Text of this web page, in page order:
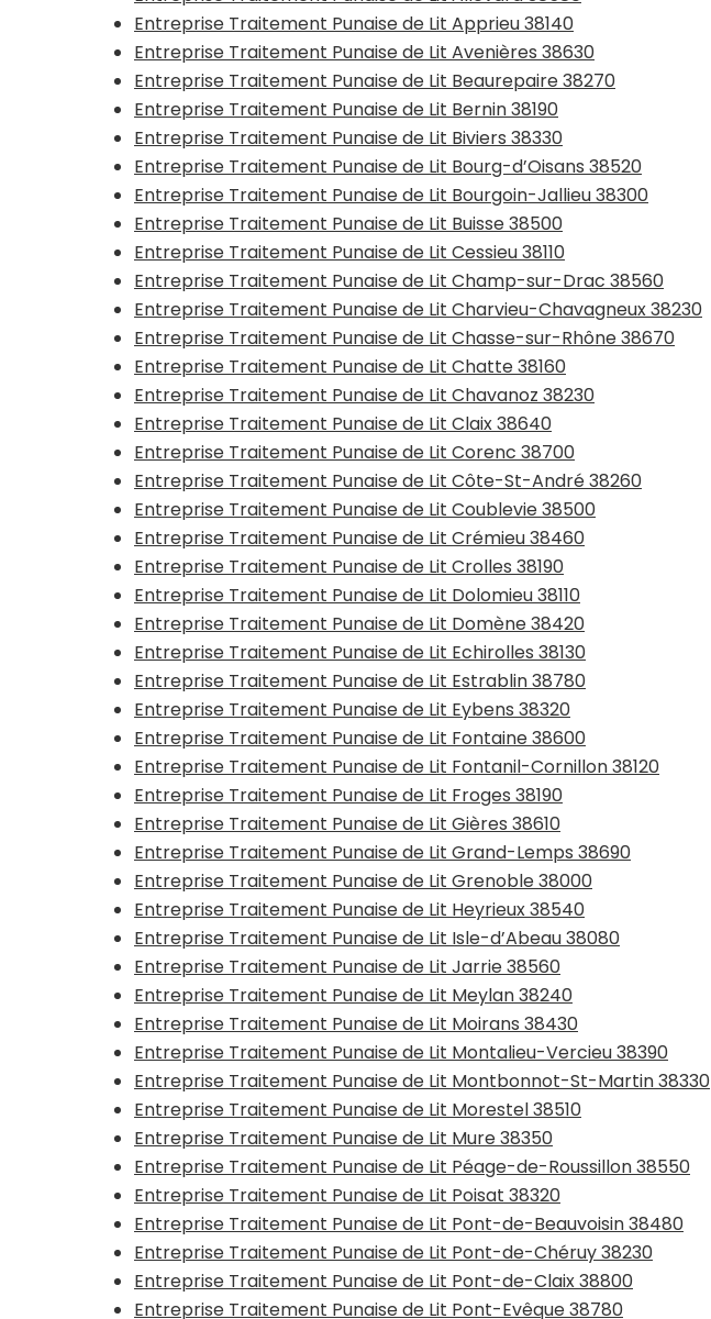
Entreprise Traitement Punaise de Lit Apprieu 38140
Entreprise Traitement Punaise de Lit Avenières 38630
Entreprise Traitement Punaise de Lit Beaurepaire 38270
Entreprise Traitement Punaise de Lit Bernin 38190
Entreprise Traitement Punaise de Lit Biviers 38330
Entreprise Traitement Punaise de Lit Bourg-d’Oisans 38520
Entreprise Traitement Punaise de Lit Bourgoin-Jallieu 38300
Entreprise Traitement Punaise de Lit Buisse 38500
Entreprise Traitement Punaise de Lit Cessieu 38110
Entreprise Traitement Punaise de Lit Champ-sur-Drac 38560
Entreprise Traitement Punaise de Lit Charvieu-Chavagneux 38230
Entreprise Traitement Punaise de Lit Chasse-sur-Rhône 38670
Entreprise Traitement Punaise de Lit Chatte 38160
Entreprise Traitement Punaise de Lit Chavanoz 38230
Entreprise Traitement Punaise de Lit Claix 38640
Entreprise Traitement Punaise de Lit Corenc 38700
Entreprise Traitement Punaise de Lit Côte-St-André 38260
Entreprise Traitement Punaise de Lit Coublevie 38500
Entreprise Traitement Punaise de Lit Crémieu 38460
Entreprise Traitement Punaise de Lit Crolles 38190
Entreprise Traitement Punaise de Lit Dolomieu 38110
Entreprise Traitement Punaise de Lit Domène 38420
Entreprise Traitement Punaise de Lit Echirolles 38130
Entreprise Traitement Punaise de Lit Estrablin 38780
Entreprise Traitement Punaise de Lit Eybens 38320
Entreprise Traitement Punaise de Lit Fontaine 38600
Entreprise Traitement Punaise de Lit Fontanil-Cornillon 38120
Entreprise Traitement Punaise de Lit Froges 38190
Entreprise Traitement Punaise de Lit Gières 38610
Entreprise Traitement Punaise de Lit Grand-Lemps 38690
Entreprise Traitement Punaise de Lit Grenoble 38000
Entreprise Traitement Punaise de Lit Heyrieux 38540
Entreprise Traitement Punaise de Lit Isle-d’Abeau 38080
Entreprise Traitement Punaise de Lit Jarrie 38560
Entreprise Traitement Punaise de Lit Meylan 38240
Entreprise Traitement Punaise de Lit Moirans 38430
Entreprise Traitement Punaise de Lit Montalieu-Vercieu 38390
Entreprise Traitement Punaise de Lit Montbonnot-St-Martin 38330
Entreprise Traitement Punaise de Lit Morestel 38510
Entreprise Traitement Punaise de Lit Mure 38350
Entreprise Traitement Punaise de Lit Péage-de-Roussillon 38550
Entreprise Traitement Punaise de Lit Poisat 38320
Entreprise Traitement Punaise de Lit Pont-de-Beauvoisin 38480
Entreprise Traitement Punaise de Lit Pont-de-Chéruy 38230
Entreprise Traitement Punaise de Lit Pont-de-Claix 38800
Entreprise Traitement Punaise de Lit Pont-Evêque 38780